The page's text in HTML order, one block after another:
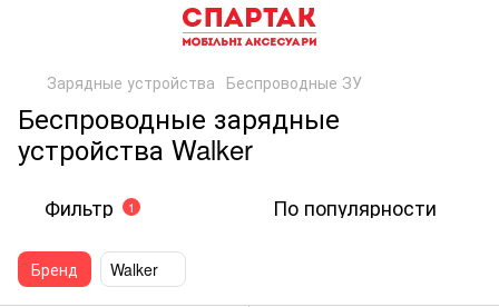
Зарядные устройства Беспроводные ЗУ
Беспроводные зарядные
устройства Walker
Фильтр 1 По популярности
Бренд Walker